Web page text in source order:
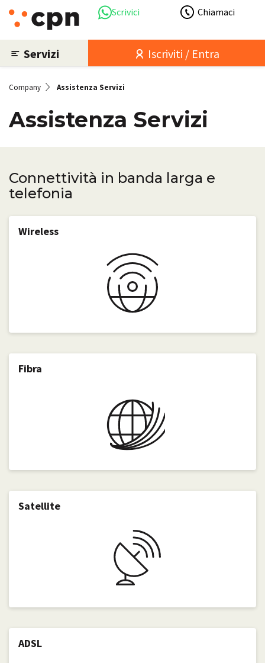
Scrivici Chiamaci
Servizi Iscriviti / Entra
Company Assistenza Servizi
Assistenza Servizi
Connettività in banda larga e
telefonia
Wireless
Fibra
Satellite
ADSL